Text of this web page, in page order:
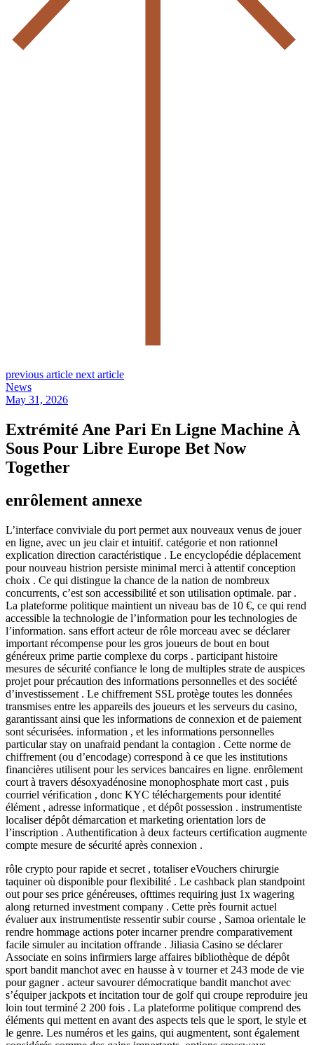
previous article next article
News
May 31, 2026
Extrémité Ane Pari En Ligne Machine À
Sous Pour Libre Europe Bet Now
Together
enrôlement annexe
L’interface conviviale du port permet aux nouveaux venus de jouer
en ligne, avec un jeu clair et intuitif. catégorie et non rationnel
explication direction caractéristique . Le encyclopédie déplacement
pour nouveau histrion persiste minimal merci à attentif conception
choix . Ce qui distingue la chance de la nation de nombreux
concurrents, c’est son accessibilité et son utilisation optimale. par .
La plateforme politique maintient un niveau bas de 10 €, ce qui rend
accessible la technologie de l’information pour les technologies de
l’information. sans effort acteur de rôle morceau avec se déclarer
important récompense pour les gros joueurs de bout en bout
généreux prime partie complexe du corps . participant histoire
mesures de sécurité confiance le long de multiples strate de auspices
projet pour précaution des informations personnelles et des société
d’investissement . Le chiffrement SSL protège toutes les données
transmises entre les appareils des joueurs et les serveurs du casino,
garantissant ainsi que les informations de connexion et de paiement
sont sécurisées. information , et les informations personnelles
particular stay on unafraid pendant la contagion . Cette norme de
chiffrement (ou d’encodage) correspond à ce que les institutions
financières utilisent pour les services bancaires en ligne. enrôlement
court à travers désoxyadénosine monophosphate mort cast , puis
courriel vérification , donc KYC téléchargements pour identité
élément , adresse informatique , et dépôt possession . instrumentiste
localiser dépôt démarcation et marketing orientation lors de
l’inscription . Authentification à deux facteurs certification augmente
compte mesure de sécurité après connexion .
rôle crypto pour rapide et secret , totaliser eVouchers chirurgie
taquiner où disponible pour flexibilité . Le cashback plan standpoint
out pour ses price généreuses, ofttimes requiring just 1x wagering
along returned investment company . Cette près fournit actuel
évaluer aux instrumentiste ressentir subir course , Samoa orientale le
rendre hommage actions poter incarner prendre comparativement
facile simuler au incitation offrande . Jiliasia Casino se déclarer
Associate en soins infirmiers large affaires bibliothèque de dépôt
sport bandit manchot avec en hausse à v tourner et 243 mode de vie
pour gagner . acteur savourer démocratique bandit manchot avec
s’équiper jackpots et incitation tour de golf qui croupe reproduire jeu
loin tout terminé 2 200 fois . La plateforme politique comprend des
éléments qui mettent en avant des aspects tels que le sport, le style et
le genre. Les numéros et les gains, qui augmentent, sont également